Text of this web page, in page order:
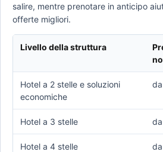
salire, mentre prenotare in anticipo
offerte migliori.
Livello della struttura
Hotel a 2 stelle e soluzioni
economiche
Hotel a 3 stelle
Hotel a 4 stelle